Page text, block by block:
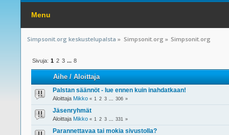
Menu
Simpsonit.org keskustelupalsta » Simpsonit.org » Simpsonit.org
Sivuja: 1 2 3 ... 8
Aihe/Aloittaja
Palstan säännöt - lue ennen kuin inahdatkaan!
Aloittaja Mikko « 1 2 3 306 »
Jäsenryhmät
Aloittaja Mikko « 1 2 3 331 »
Parannettavaa tai mokia sivustolla?